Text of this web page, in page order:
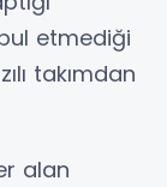
etmediği
takımdan
alan